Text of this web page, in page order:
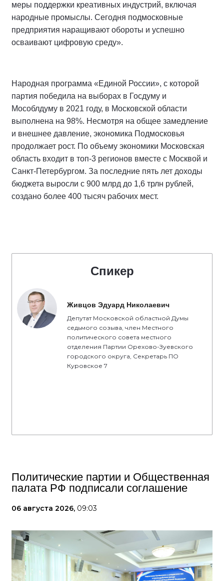
меры поддержки креативных индустрий, включая
народные промыслы. Сегодня подмосковные
предприятия наращивают обороты и успешно
осваивают цифровую среду».
Народная программа «Единой России», с которой
партия победила на выборах в Госдуму и
Мособлдуму в 2021 году, в Московской области
выполнена на 98%. Несмотря на общее замедление
и внешнее давление, экономика Подмосковья
продолжает рост. По объему экономики Московская
область входит в топ-3 регионов вместе с Москвой и
Санкт-Петербургом. За последние пять лет доходы
бюджета выросли с 900 млрд до 1,6 трлн рублей,
создано более 400 тысяч рабочих мест.
Спикер
Живцов Эдуард Николаевич
Депутат Московской областной Думы
седьмого созыва, член Местного
политического совета местного
отделения Партии Орехово-Зуевского
городского округа, Секретарь ПО
Куровское 7
Политические партии и Общественная
палата РФ подписали соглашение
06 августа 2026, 09:03